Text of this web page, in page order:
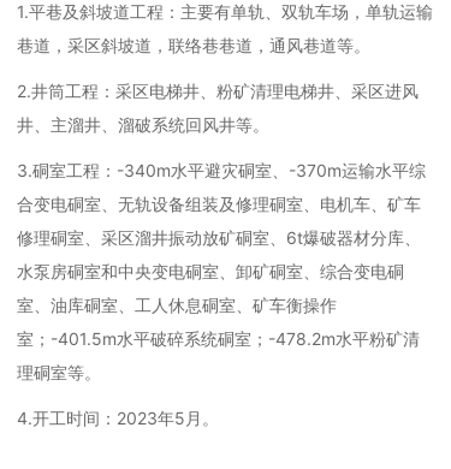
1.平巷及斜坡道工程：主要有单轨、双轨车场，单轨运输
巷道，采区斜坡道，联络巷巷道，通风巷道等。
2.井筒工程：采区电梯井、粉矿清理电梯井、采区进风
井、主溜井、溜破系统回风井等。
3.硐室工程：-340m水平避灾硐室、-370m运输水平综
合变电硐室、无轨设备组装及修理硐室、电机车、矿车
修理硐室、采区溜井振动放矿硐室、6t爆破器材分库、
水泵房硐室和中央变电硐室、卸矿硐室、综合变电硐
室、油库硐室、工人休息硐室、矿车衡操作
室；-401.5m水平破碎系统硐室；-478.2m水平粉矿清
理硐室等。
4.开工时间：2023年5月。